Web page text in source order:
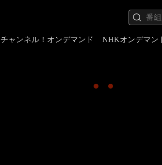
チャンネル！オンデマンド NHKオンデマン